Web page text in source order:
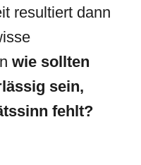
resultiert dann
wie sollten
sein,
fehlt?